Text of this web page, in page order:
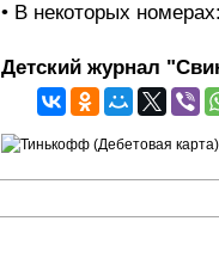
• В некоторых
Детский журнал